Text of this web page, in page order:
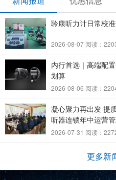
聆康听力计日常校
2026-08-07 阅读：
内行首选｜高端配
划算
2026-08-06 阅读：
凝心聚力再出发 提
听器连锁年中运营
2026-07-31 阅读：
更多新